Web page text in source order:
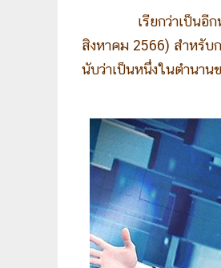
เรียกว่าเป็นอี
สิงหาคม 2566) สำหรับ
นับว่าเป็นหนึ่งในตำนาน